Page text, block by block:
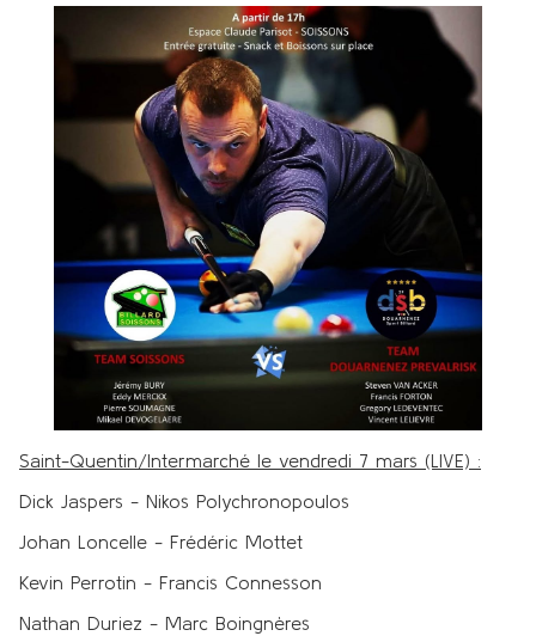
Saint-Quentin/Intermarché le vendredi 7 mars (LIVE) :
Dick Jaspers - Nikos Polychronopoulos
Johan Loncelle - Frédéric Mottet
Kevin Perrotin - Francis Connesson
Nathan Duriez - Marc Boingnères